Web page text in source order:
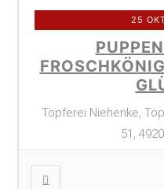
25
Töpferei Niehenke,
51,